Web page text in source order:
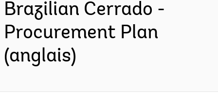
Brazilian Cerrado -
Procurement Plan
(anglais)